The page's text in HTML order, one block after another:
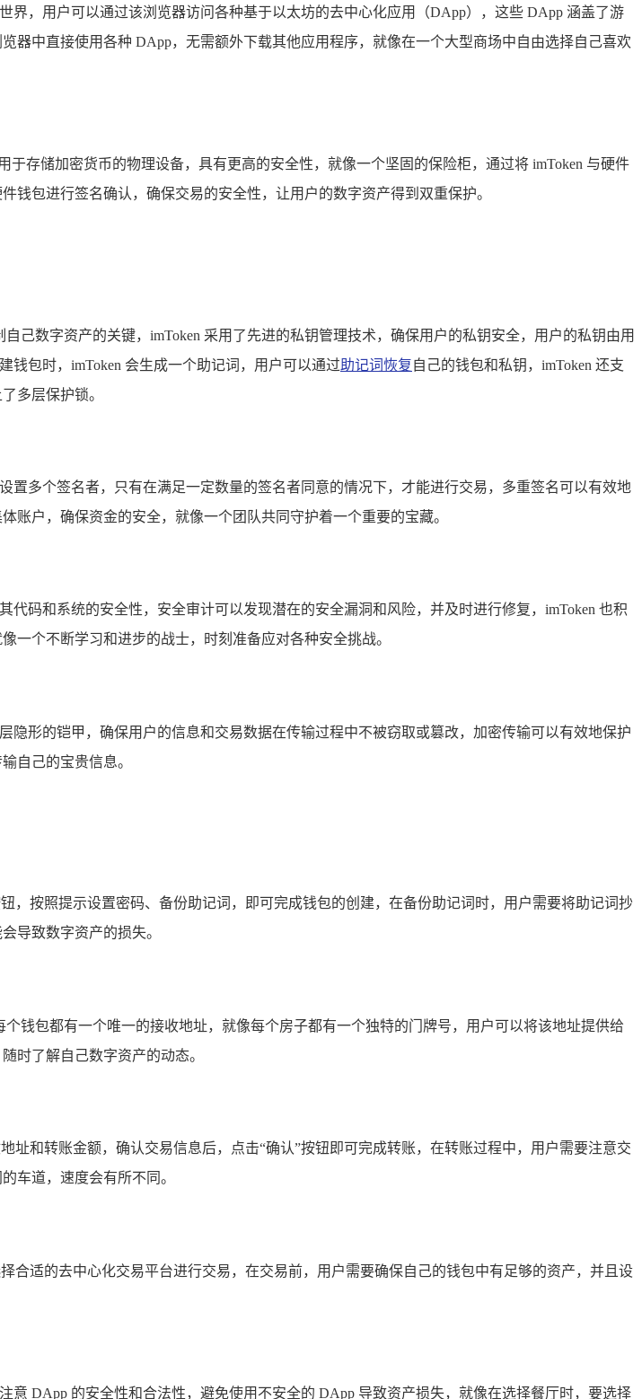
界，用户可以通过该浏览器访问各种基于以太坊的去中心化应用（DApp），这些 DApp 涵盖了游
器中直接使用各种 DApp，无需额外下载其他应用程序，就像在一个大型商场中自由选择自己喜欢
于存储加密货币的物理设备，具有更高的安全性，就像一个坚固的保险柜，通过将 imToken 与硬件
包进行签名确认，确保交易的安全性，让用户的数字资产得到双重保护。
己数字资产的关键，imToken 采用了先进的私钥管理技术，确保用户的私钥安全，用户的私钥由用
钱包时，imToken 会生成一个助记词，用户可以通过助记词恢复自己的钱包和私钥，imToken 还支
多层保护锁。
置多个签名者，只有在满足一定数量的签名者同意的情况下，才能进行交易，多重签名可以有效地
账户，确保资金的安全，就像一个团队共同守护着一个重要的宝藏。
码和系统的安全性，安全审计可以发现潜在的安全漏洞和风险，并及时进行修复，imToken 也积
一个不断学习和进步的战士，时刻准备应对各种安全挑战。
隐形的铠甲，确保用户的信息和交易数据在传输过程中不被窃取或篡改，加密传输可以有效地保护
自己的宝贵信息。
，按照提示设置密码、备份助记词，即可完成钱包的创建，在备份助记词时，用户需要将助记词抄
导致数字资产的损失。
钱包都有一个唯一的接收地址，就像每个房子都有一个独特的门牌号，用户可以将该地址提供给
时了解自己数字资产的动态。
址和转账金额，确认交易信息后，点击“确认”按钮即可完成转账，在转账过程中，用户需要注意交
车道，速度会有所不同。
合适的去中心化交易平台进行交易，在交易前，用户需要确保自己的钱包中有足够的资产，并且设
意 DApp 的安全性和合法性，避免使用不安全的 DApp 导致资产损失，就像在选择餐厅时，要选择